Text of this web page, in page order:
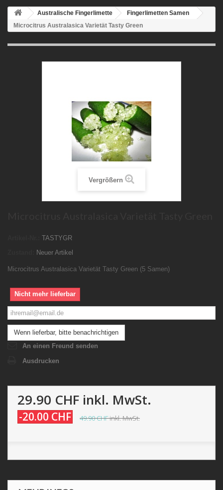
Australische Fingerlimette
Fingerlimetten Samen
Microcitrus Australasica Varietät Tasty Green
Vergrößern
TASTYGR
Neuer Artikel
Microcitrus Australasica Varietät Tasty Green (5 Samen)
Nicht mehr lieferbar
Wenn lieferbar, bitte benachrichtigen
An einen Freund senden
Ausdrucken
29.90 CHF inkl. MwSt.
-20.00 CHF 49.90 CHFinkl. MwSt.